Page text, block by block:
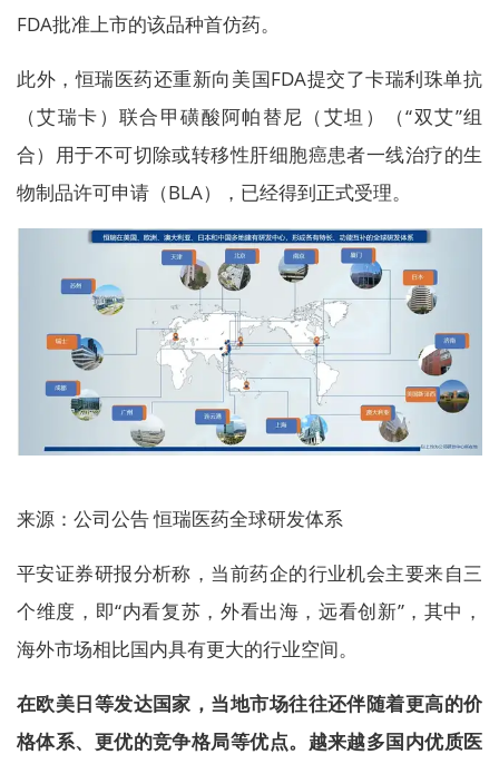
FDA批准上市的该品种首仿药。
此外，恒瑞医药还重新向美国FDA提交了卡瑞利珠单抗
（艾瑞卡）联合甲磺酸阿帕替尼（艾坦）（“双艾”组
合）用于不可切除或转移性肝细胞癌患者一线治疗的生
物制品许可申请（BLA），已经得到正式受理。
来源：公司公告 恒瑞医药全球研发体系
平安证券研报分析称，当前药企的行业机会主要来自三
个维度，即“内看复苏，外看出海，远看创新”，其中，
海外市场相比国内具有更大的行业空间。
在欧美日等发达国家，当地市场往往还伴随着更高的价
格体系、更优的竞争格局等优点。越来越多国内优质医